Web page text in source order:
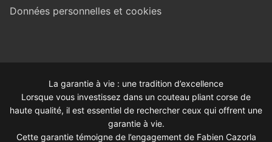
Données personnelles et cookies
La garantie à vie : une tradition d’excellence
Lorsque vous investissez dans un couteau pliant corse de
haute qualité, il est essentiel de rechercher ceux qui offrent une
garantie à vie.
Cette garantie témoigne de l’engagement de Fabien Cazorla